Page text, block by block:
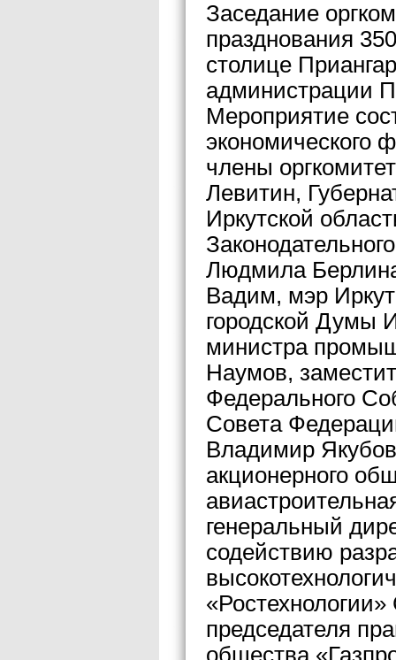
Заседание
празднования
столице
администрации
Мероприятие
экономического
члены
Левитин,
Иркутской
Людмила
Вадим, мэр
городской Думы
министра
Наумов,
Федерального
Совета
Владимир
акционерного
генеральный
содействию
председателя
общества